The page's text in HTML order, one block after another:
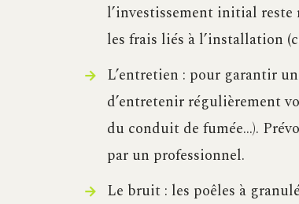
l’investissement initial reste
les frais liés à l’installation
L’entretien : pour garantir
d’entretenir régulièrement
du conduit de fumée…).
par un professionnel.
Le bruit : les poêles à